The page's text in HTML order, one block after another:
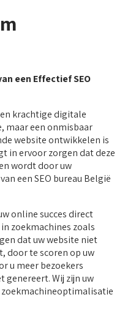
een Effectief SEO
krachtige digitale
maar een onmisbaar
website ontwikkelen is
in ervoor zorgen dat deze
wordt door uw
een SEO bureau België
online succes direct
zoekmachines zoals
dat uw website niet
door te scoren op uw
u meer bezoekers
Wij zijn uw